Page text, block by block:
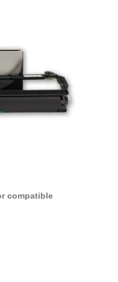
compatible